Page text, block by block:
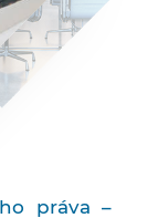
práva –